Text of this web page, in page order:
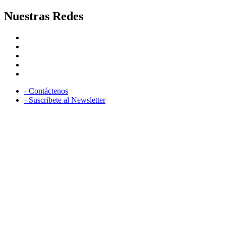
Nuestras Redes
- Contáctenos
- Suscribete al Newsletter